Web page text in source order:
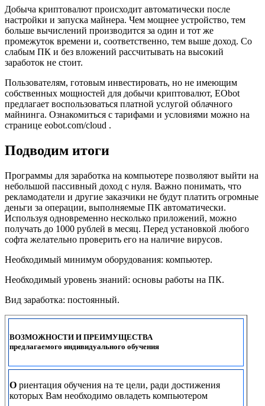
Добыча криптовалют происходит автоматически после
настройки и запуска майнера. Чем мощнее устройство, тем
больше вычислений производится за один и тот же
промежуток времени и, соответственно, тем выше доход. Со
слабым ПК и без вложений рассчитывать на высокий
заработок не стоит.
Пользователям, готовым инвестировать, но не имеющим
собственных мощностей для добычи криптовалют, EObot
предлагает воспользоваться платной услугой облачного
майнинга. Ознакомиться с тарифами и условиями можно на
странице eobot.com/cloud .
Подводим итоги
Программы для заработка на компьютере позволяют выйти на
небольшой пассивный доход с нуля. Важно понимать, что
рекламодатели и другие заказчики не будут платить огромные
деньги за операции, выполняемые ПК автоматически.
Используя одновременно несколько приложений, можно
получать до 1000 рублей в месяц. Перед установкой любого
софта желательно проверить его на наличие вирусов.
Необходимый минимум оборудования: компьютер.
Необходимый уровень знаний: основы работы на ПК.
Вид заработка: постоянный.
ВОЗМОЖНОСТИ И ПРЕИМУЩЕСТВА
предлагаемого индивидуального обучения
Ориентация обучения на те цели, ради достижения
которых Вам необходимо овладеть компьютером